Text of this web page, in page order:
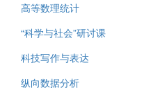
高等数理统计
“科学与社会”研讨课
科技写作与表达
纵向数据分析